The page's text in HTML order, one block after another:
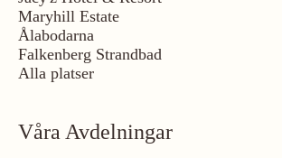
Maryhill Estate
Ålabodarna
Falkenberg Strandbad
Alla platser
Våra Avdelningar